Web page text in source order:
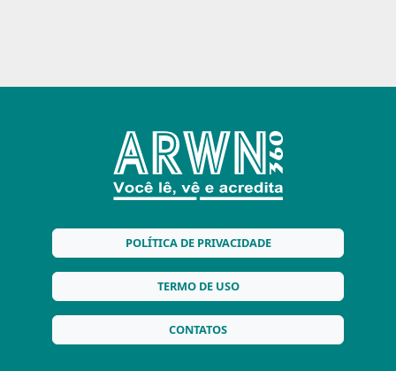
POLÍTICA DE PRIVACIDADE
TERMO DE USO
CONTATOS